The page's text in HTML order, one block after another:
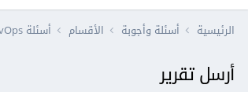
الرئيسية أسئلة وأجوبة الأقسام أسئلة DevOps
أرسل تقرير